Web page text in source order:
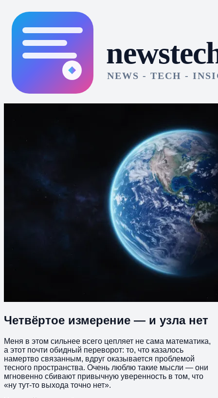
Четвёртое измерение — и узла нет
Меня в этом сильнее всего цепляет не сама математика,
а этот почти обидный переворот: то, что казалось
намертво связанным, вдруг оказывается проблемой
тесного пространства. Очень люблю такие мысли — они
мгновенно сбивают привычную уверенность в том, что
«ну тут-то выхода точно нет».